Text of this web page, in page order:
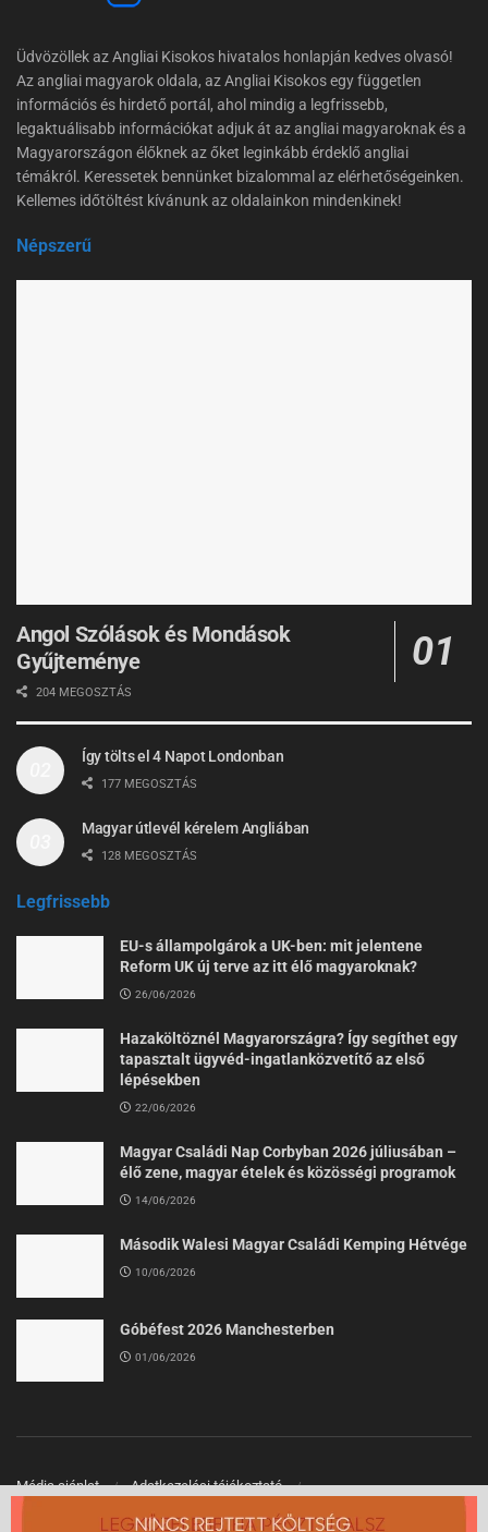
Üdvözöllek az Angliai Kisokos hivatalos honlapján kedves olvasó!
Az angliai magyarok oldala, az Angliai Kisokos egy független
információs és hirdető portál, ahol mindig a legfrissebb,
legaktuálisabb információkat adjuk át az angliai magyaroknak és a
Magyarországon élőknek az őket leginkább érdeklő angliai
témákról. Keressetek bennünket bizalommal az elérhetőségeinken.
Kellemes időtöltést kívánunk az oldalainkon mindenkinek!
Népszerű
Angol Szólások és Mondások
Gyűjteménye
204 MEGOSZTÁS
Így tölts el 4 Napot Londonban
177 MEGOSZTÁS
Magyar útlevél kérelem Angliában
128 MEGOSZTÁS
Legfrissebb
EU-s állampolgárok a UK-ben: mit jelentene
Reform UK új terve az itt élő magyaroknak?
26/06/2026
Hazaköltöznél Magyarországra? Így segíthet egy
tapasztalt ügyvéd-ingatlanközvetítő az első
lépésekben
22/06/2026
Magyar Családi Nap Corbyban 2026 júliusában –
élő zene, magyar ételek és közösségi programok
14/06/2026
Második Walesi Magyar Családi Kemping Hétvége
10/06/2026
Góbéfest 2026 Manchesterben
01/06/2026
Média ajánlat
Adatkezelési tájékoztató
Felhasználási Feltételek